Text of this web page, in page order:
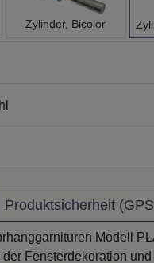
Zylinder, Bicolor
Produktsicherheit
Modell
Fensterdekoration